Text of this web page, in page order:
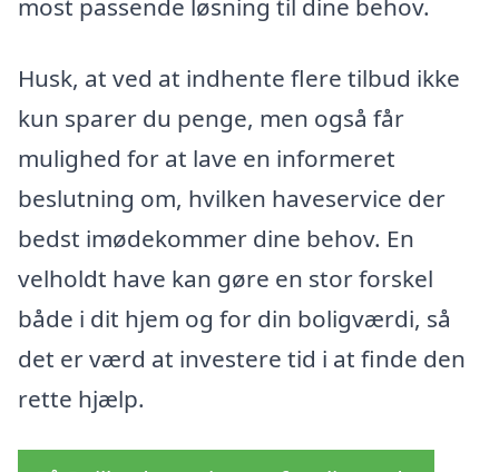
most passende løsning til dine behov.
Husk, at ved at indhente flere tilbud ikke
kun sparer du penge, men også får
mulighed for at lave en informeret
beslutning om, hvilken haveservice der
bedst imødekommer dine behov. En
velholdt have kan gøre en stor forskel
både i dit hjem og for din boligværdi, så
det er værd at investere tid i at finde den
rette hjælp.